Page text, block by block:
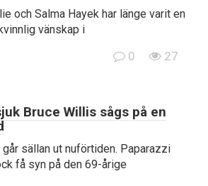
och Salma Hayek har länge varit en
vänskap i
0 27
Bruce Willis sågs på en
sällan ut nuförtiden. Paparazzi
få syn på den 69-årige